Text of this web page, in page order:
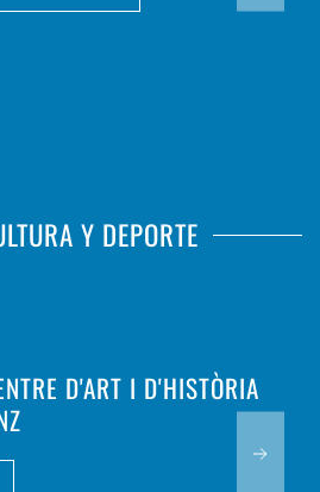
Y DEPORTE
D'ART I D'HISTÒRIA